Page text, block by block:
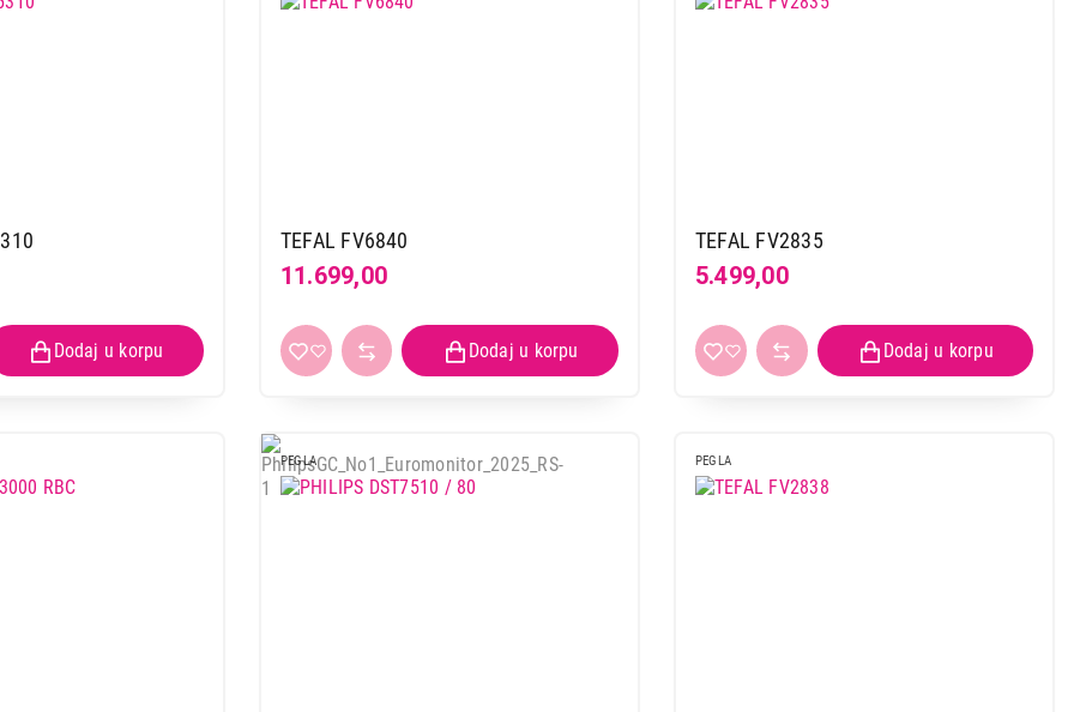
TEFAL FV6840
11.699,00
TEFAL FV2835
5.499,00
PEGLA PEGLA
Proizvod je dodat u korpu.
Ukupno u korpi:0,00